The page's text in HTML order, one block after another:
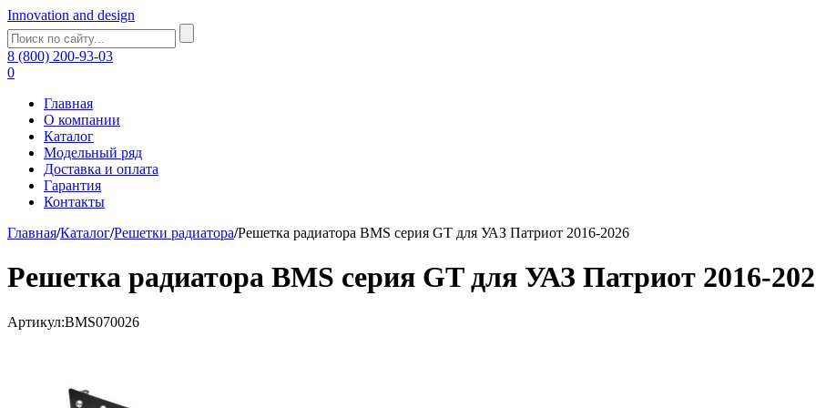
Innovation and design
8 (800) 200-93-03
0
Главная
О компании
Каталог
Модельный ряд
Доставка и оплата
Гарантия
Контакты
Главная/Каталог/Решетки радиатора/Решетка радиатора BMS серия GT для УАЗ Патриот 2016-2026
Решетка радиатора BMS серия GT для УАЗ Патриот 2016-
Артикул:BMS070026